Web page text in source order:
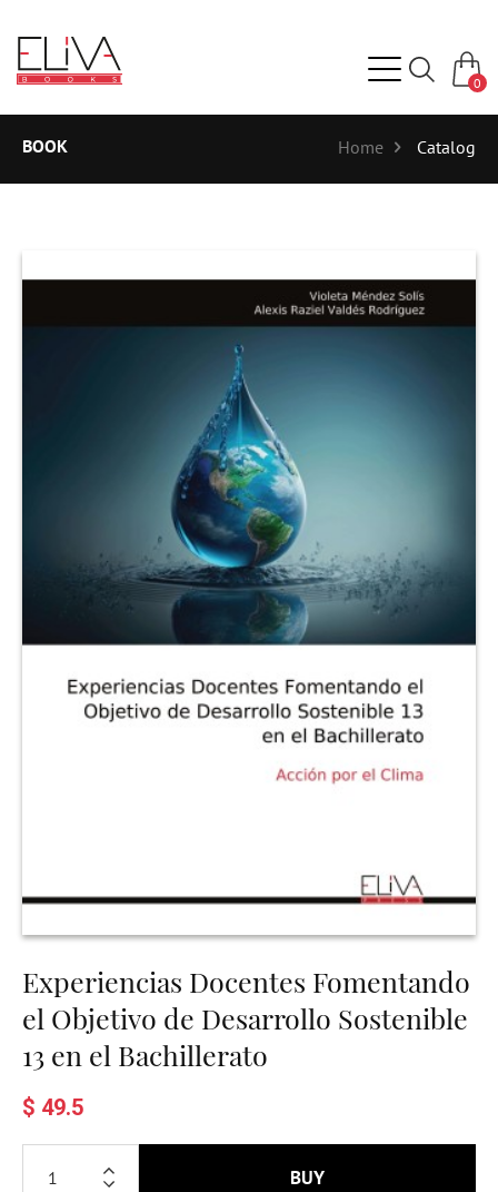
0
BOOK Home Catalog
Experiencias Docentes Fomentando
el Objetivo de Desarrollo Sostenible
13 en el Bachillerato
$ 49.5
BUY